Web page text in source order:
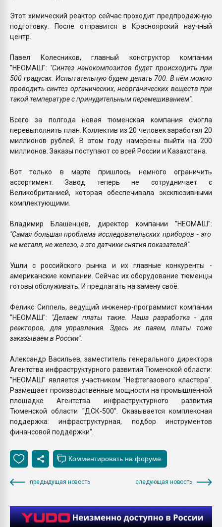
Этот химический реактор сейчас проходит предпродажную
подготовку. После отправится в Красноярский научный
центр.
Павел Колесников, главный конструктор компании
"НЕОМАШ": "Синтез нанокомпозитов будет происходить при
500 градусах. Испытательную будем делать 700. В нём можно
проводить синтез органических, неорганических веществ при
такой температуре с принудительным перемешиванием".
Всего за полгода новая тюменская компания смогла
перевыполнить план. Коллектив из 20 человек заработал 20
миллионов рублей. В этом году намерены выйти на 200
миллионов. Заказы поступают со всей России и Казахстана.
Вот только в марте пришлось немного ограничить
ассортимент. Завод теперь не сотрудничает с
Великобританией, которая обеспечивала эксклюзивными
комплектующими.
Владимир Блашенцев, директор компании "НЕОМАШ":
"Самая большая проблема исследовательских приборов - это
не металл, не железо, а это датчики снятия показателей".
Ушли с российского рынка и их главные конкуренты -
американские компании. Сейчас их оборудование тюменцы
готовы обслуживать. И предлагать на замену своё.
Феликс Сиппель, ведущий инженер-программист компании
"НЕОМАШ": "Делаем платы такие. Наша разработка - для
реакторов, для управления. Здесь их паяем, платы тоже
заказываем в России".
Александр Васильев, заместитель генерального директора
Агентства инфраструктурного развития Тюменской области:
"НЕОМАШ" является участником "Нефтегазового кластера".
Размещает производственные мощности на промышленной
площадке Агентства инфраструктурного развития
Тюменской области "ДСК-500". Оказывается комплексная
поддержка: инфраструктурная, подбор инструментов
финансовой поддержки".
предыдущая новость следующая новость